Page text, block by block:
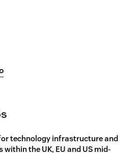
for technology infrastructure and
the UK, EU and US mid-